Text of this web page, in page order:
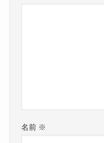
名前 ※